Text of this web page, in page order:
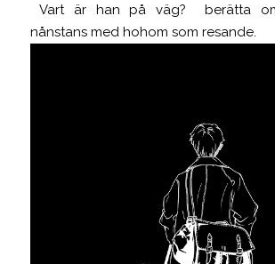
Vart är han på väg? berätta
nånstans med hohom som resande.